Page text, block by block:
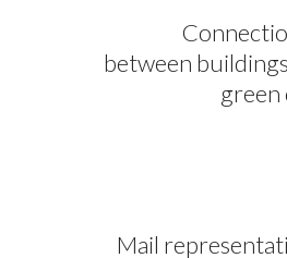
between
green
Mail